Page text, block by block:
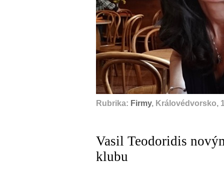
Rubrika: Firmy, Královédvorsko,
Vasil Teodoridis
klubu